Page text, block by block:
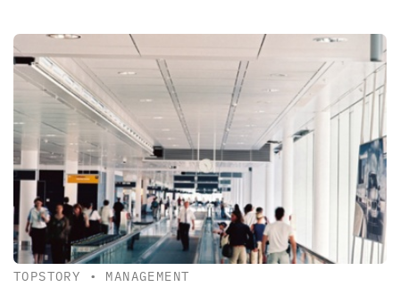
TOPSTORY • MANAGEMENT